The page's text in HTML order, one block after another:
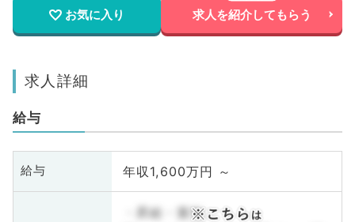
お気に入り 求人を紹介してもらう
求人詳細
給与
給与 年収1,600万円 ～
・昇給・賞与